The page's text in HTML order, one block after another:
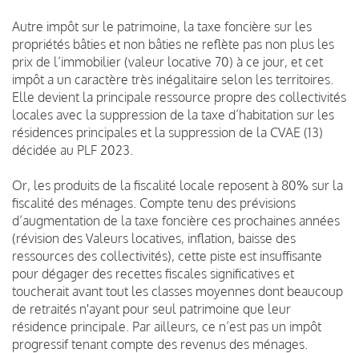
Autre impôt sur le patrimoine, la taxe foncière sur les
propriétés bâties et non bâties ne reflète pas non plus les
prix de l’immobilier (valeur locative 70) à ce jour, et cet
impôt a un caractère très inégalitaire selon les territoires.
Elle devient la principale ressource propre des collectivités
locales avec la suppression de la taxe d’habitation sur les
résidences principales et la suppression de la CVAE (13)
décidée au PLF 2023.
Or, les produits de la fiscalité locale reposent à 80% sur la
fiscalité des ménages. Compte tenu des prévisions
d’augmentation de la taxe foncière ces prochaines années
(révision des Valeurs locatives, inflation, baisse des
ressources des collectivités), cette piste est insuffisante
pour dégager des recettes fiscales significatives et
toucherait avant tout les classes moyennes dont beaucoup
de retraités n'ayant pour seul patrimoine que leur
résidence principale. Par ailleurs, ce n’est pas un impôt
progressif tenant compte des revenus des ménages.